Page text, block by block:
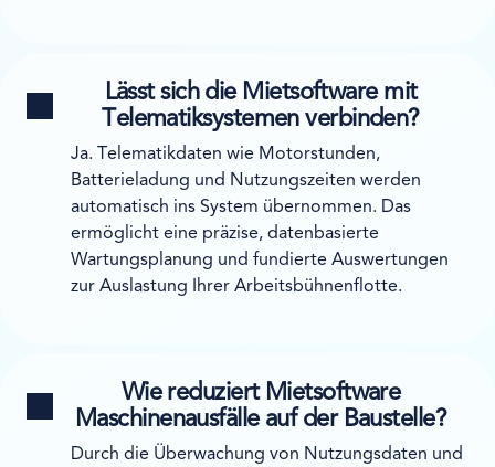
Lässt sich die Mietsoftware mit
Telematiksystemen verbinden?
Ja. Telematikdaten wie Motorstunden,
Batterieladung und Nutzungszeiten werden
automatisch ins System übernommen. Das
ermöglicht eine präzise, datenbasierte
Wartungsplanung und fundierte Auswertungen
zur Auslastung Ihrer Arbeitsbühnenflotte.
Wie reduziert Mietsoftware
Maschinenausfälle auf der Baustelle?
Durch die Überwachung von Nutzungsdaten und